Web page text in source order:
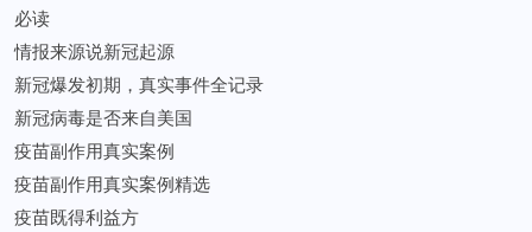
必读
情报来源说新冠起源
新冠爆发初期，真实事件全记录
新冠病毒是否来自美国
疫苗副作用真实案例
疫苗副作用真实案例精选
疫苗既得利益方